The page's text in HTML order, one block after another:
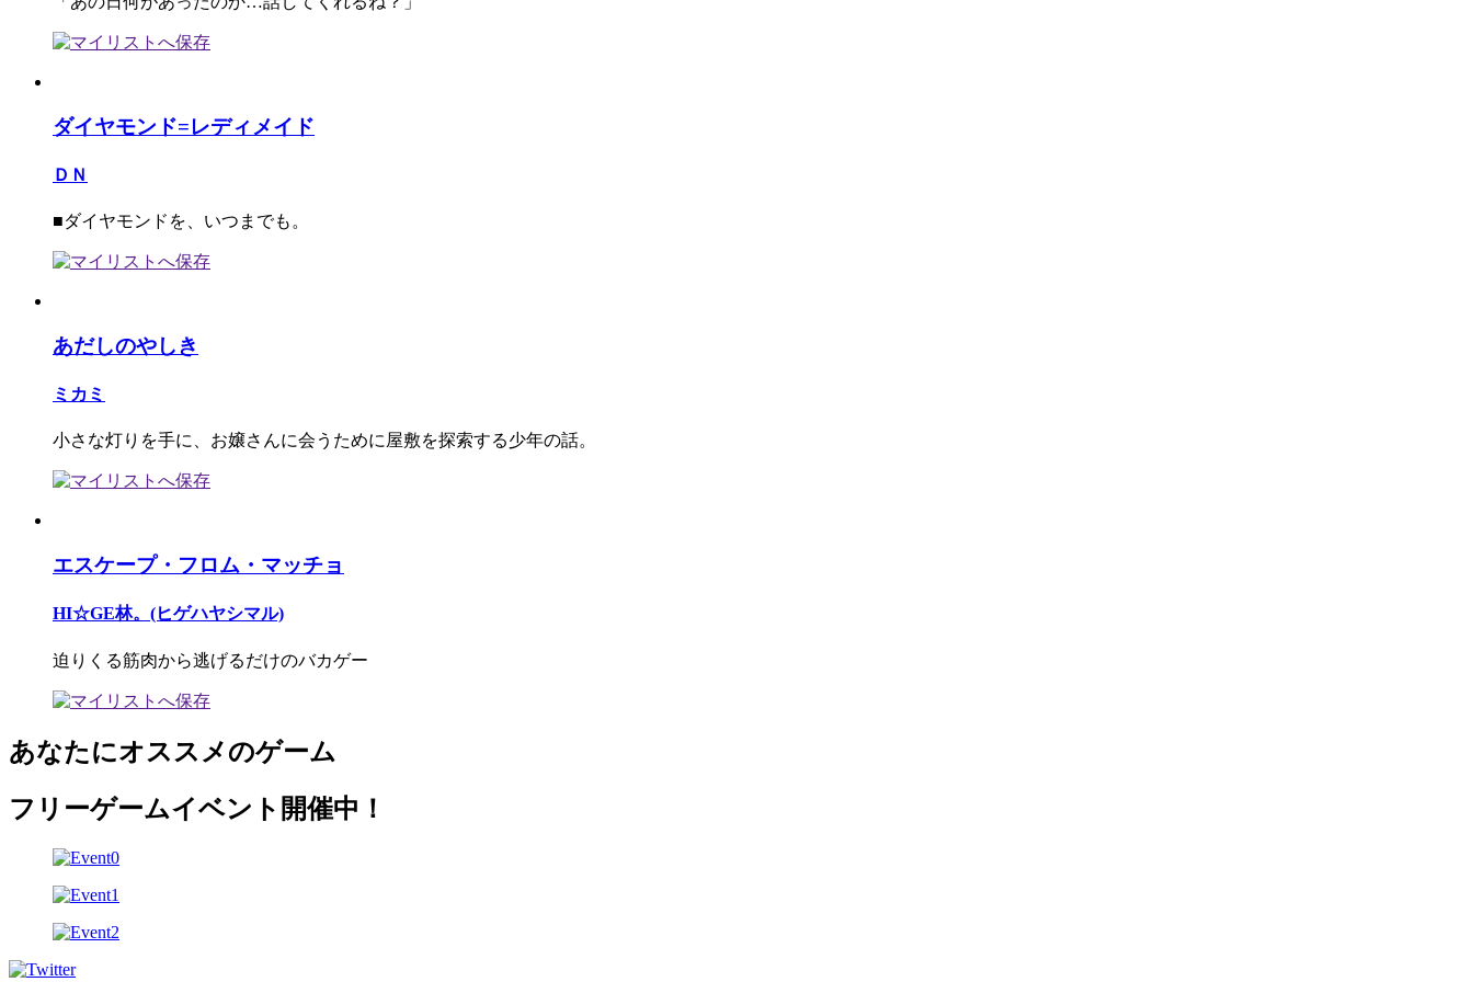
ダイヤモンド=レディメイド
ＤＮ
■ダイヤモンドを、いつまでも。
あだしのやしき
ミカミ
小さな灯りを手に、お嬢さんに会うために屋敷を探索する少年の話。
エスケープ・フロム・マッチョ
HI☆GE林。(ヒゲハヤシマル)
迫りくる筋肉から逃げるだけのバカゲー
あなたにオススメのゲーム
フリーゲームイベント開催中！